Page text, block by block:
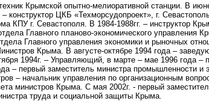
Крымской опытно-мелиоративной станции. В
конструктор ЦКБ «Техморсудопроект», г.
КПУ г. Севастополя. В 1984-1988гг. – инструктор
Главного планово-экономического управления
Главного управления экономики и рыночных
Крыма. В августе-октябре 1994 года –
1994г. – Управляющий, в марте – мае 1996 года
– первый заместитель министра промышленности и
– начальник управления по организационным
министров Крыма. С мая 2002г. - первый
труда и социальной защиты Крыма.